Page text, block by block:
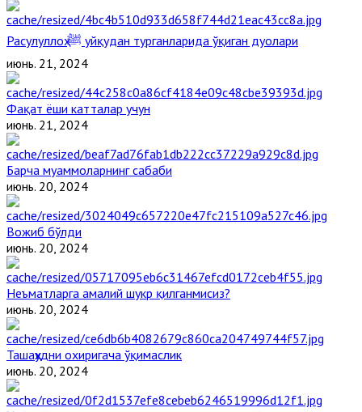
Расулуллоҳ ﷺ уйқудан турганларида ўқиган дуолари
июнь. 21, 2024
Фақат ёши катталар учун
июнь. 21, 2024
Барча муаммоларнинг сабаби
июнь. 20, 2024
Вожиб бўлди
июнь. 20, 2024
Неъматларга амалий шукр қилганмисиз?
июнь. 20, 2024
Ташаҳҳудни охиригача ўқимаслик
июнь. 20, 2024